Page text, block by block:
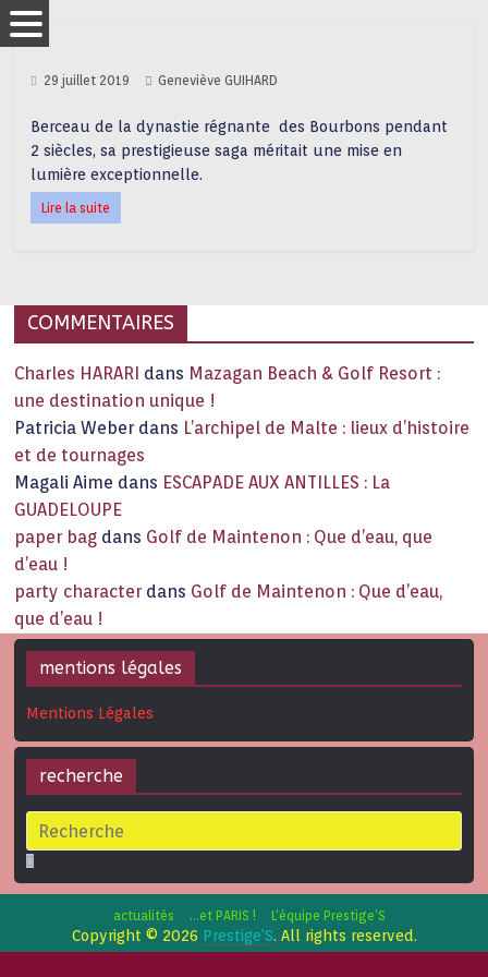
29 juillet 2019 Geneviève GUIHARD
Berceau de la dynastie régnante des Bourbons pendant
2 siècles, sa prestigieuse saga méritait une mise en
lumière exceptionnelle.
Lire la suite
COMMENTAIRES
Charles HARARI dans Mazagan Beach & Golf Resort :
une destination unique !
Patricia Weber dans L’archipel de Malte : lieux d’histoire
et de tournages
Magali Aime dans ESCAPADE AUX ANTILLES : La
GUADELOUPE
paper bag dans Golf de Maintenon : Que d’eau, que
d’eau !
party character dans Golf de Maintenon : Que d’eau,
que d’eau !
mentions légales
Mentions Légales
recherche
actualités …et PARIS ! L’équipe Prestige’S
Copyright © 2026 Prestige'S. All rights reserved.